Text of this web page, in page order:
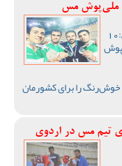
ملی‌پوش مس
را برای کشورمان
تیم مس در اردوی